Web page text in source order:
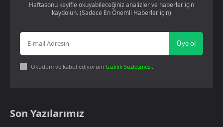
Haftasonu keyifle okuyabileceğiniz analizler ve haberler için
kaydolun. (Sadece En Önemli Haberler için)
Üye ol
Okudum ve kabul ediyorum Gizlilik Sözleşmesi.
Son Yazılarımız